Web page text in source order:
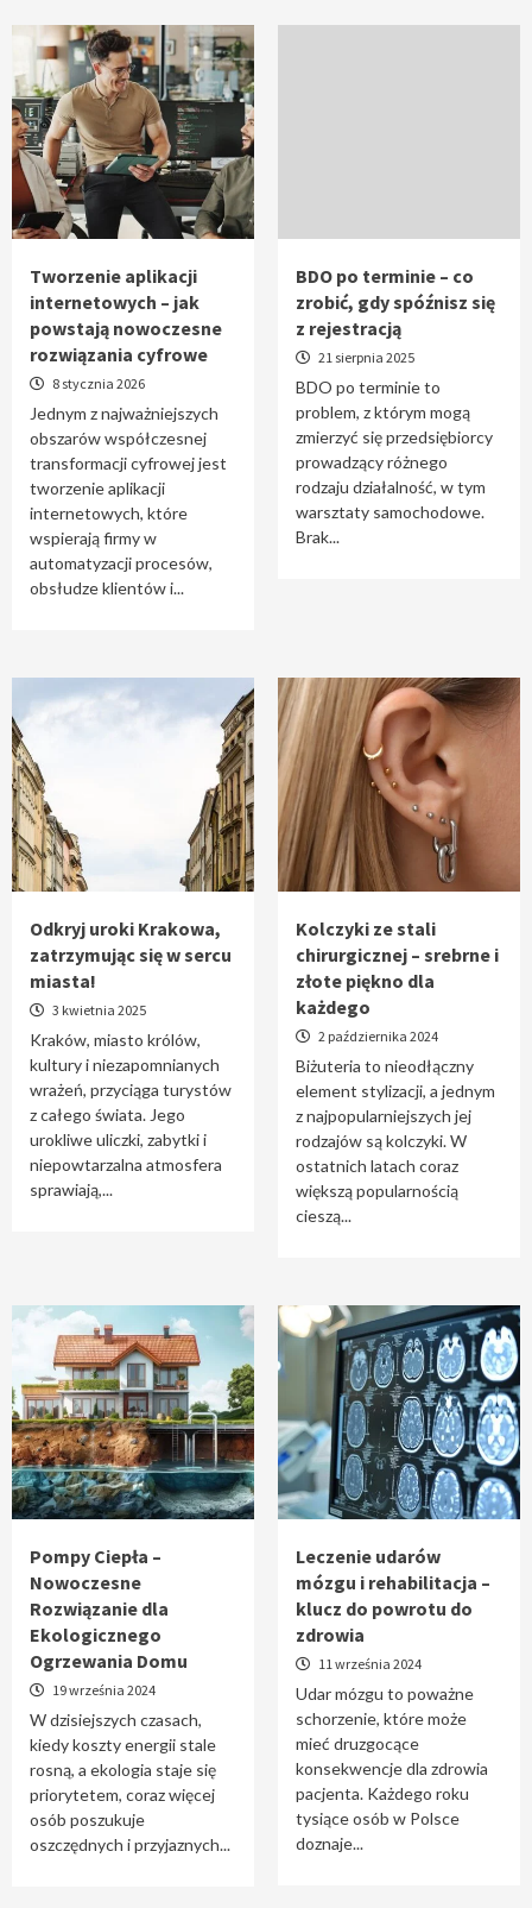
Tworzenie aplikacji
internetowych – jak
powstają nowoczesne
rozwiązania cyfrowe
8 stycznia 2026
Jednym z najważniejszych
obszarów współczesnej
transformacji cyfrowej jest
tworzenie aplikacji
internetowych, które
wspierają firmy w
automatyzacji procesów,
obsłudze klientów i...
BDO po terminie – co
zrobić, gdy spóźnisz się
z rejestracją
21 sierpnia 2025
BDO po terminie to
problem, z którym mogą
zmierzyć się przedsiębiorcy
prowadzący różnego
rodzaju działalność, w tym
warsztaty samochodowe.
Brak...
Odkryj uroki Krakowa,
zatrzymując się w sercu
miasta!
3 kwietnia 2025
Kraków, miasto królów,
kultury i niezapomnianych
wrażeń, przyciąga turystów
z całego świata. Jego
urokliwe uliczki, zabytki i
niepowtarzalna atmosfera
sprawiają,...
Kolczyki ze stali
chirurgicznej – srebrne i
złote piękno dla
każdego
2 października 2024
Biżuteria to nieodłączny
element stylizacji, a jednym
z najpopularniejszych jej
rodzajów są kolczyki. W
ostatnich latach coraz
większą popularnością
cieszą...
Pompy Ciepła –
Nowoczesne
Rozwiązanie dla
Ekologicznego
Ogrzewania Domu
19 września 2024
W dzisiejszych czasach,
kiedy koszty energii stale
rosną, a ekologia staje się
priorytetem, coraz więcej
osób poszukuje
oszczędnych i przyjaznych...
Leczenie udarów
mózgu i rehabilitacja –
klucz do powrotu do
zdrowia
11 września 2024
Udar mózgu to poważne
schorzenie, które może
mieć druzgocące
konsekwencje dla zdrowia
pacjenta. Każdego roku
tysiące osób w Polsce
doznaje...